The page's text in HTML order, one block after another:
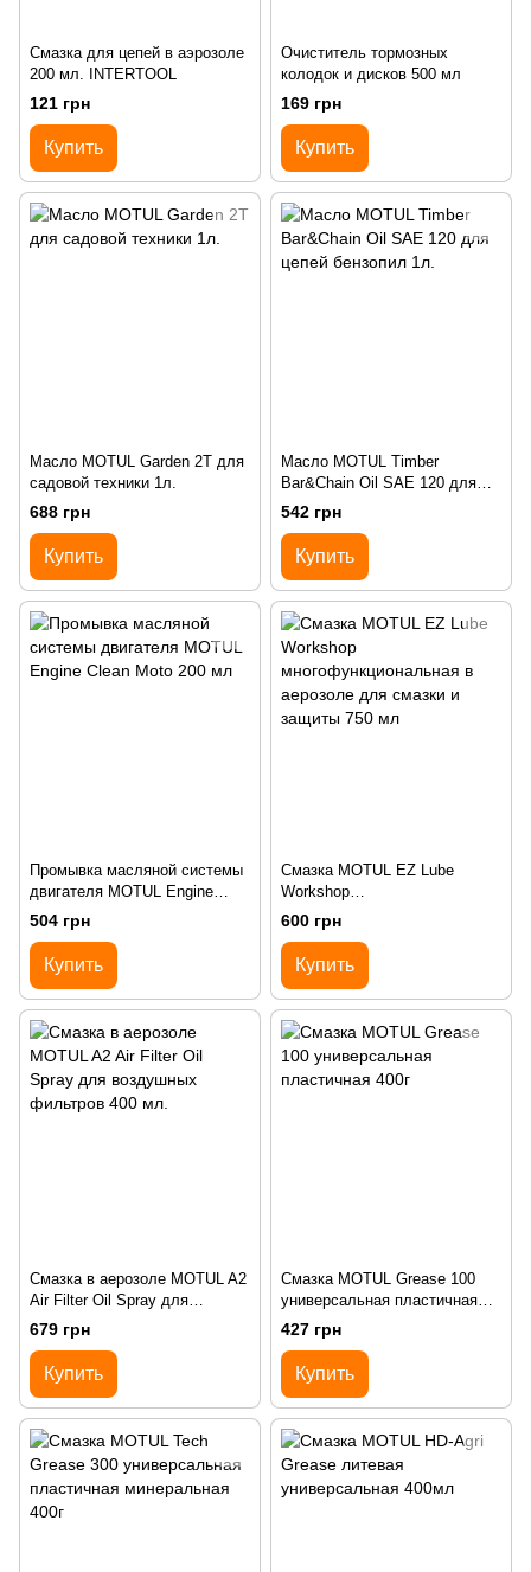
Смазка для цепей в аэрозоле
200 мл. INTERTOOL
121 грн
Купить
Очиститель тормозных
колодок и дисков 500 мл
169 грн
Купить
Масло MOTUL Garden 2T для
садовой техники 1л.
688 грн
Купить
Масло MOTUL Timber
Bar&Chain Oil SAE 120 для
цепей бензопил 1л.
542 грн
Купить
Промывка масляной системы
двигателя MOTUL Engine
Clean Moto 200 мл
504 грн
Купить
Смазка MOTUL EZ Lube
Workshop
многофункциональная в
аерозоле для смазки и
защиты 750 мл
600 грн
Купить
Смазка в аерозоле MOTUL A2
Air Filter Oil Spray для
воздушных фильтров 400 мл.
679 грн
Купить
Смазка MOTUL Grease 100
универсальная пластичная
400г
427 грн
Купить